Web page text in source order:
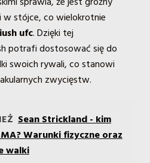
w stójce, co wielokrotnie
ufc. Dzięki tej
potrafi dostosować się do
swoich rywali, co stanowi
zwycięstw.
Sean Strickland - kim
Warunki fizyczne oraz
walki